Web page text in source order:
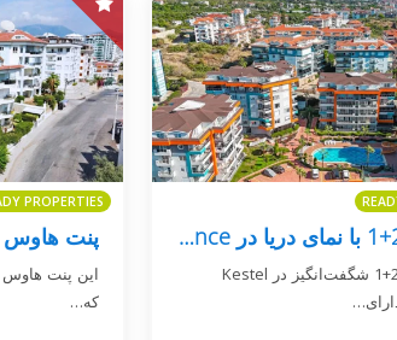
دوپلکس 2+1 با نمای دریا در Kestel Residence
این دوپلکس 2+1 شگفت‌انگیز در Kestel
PROPERTIES
که…